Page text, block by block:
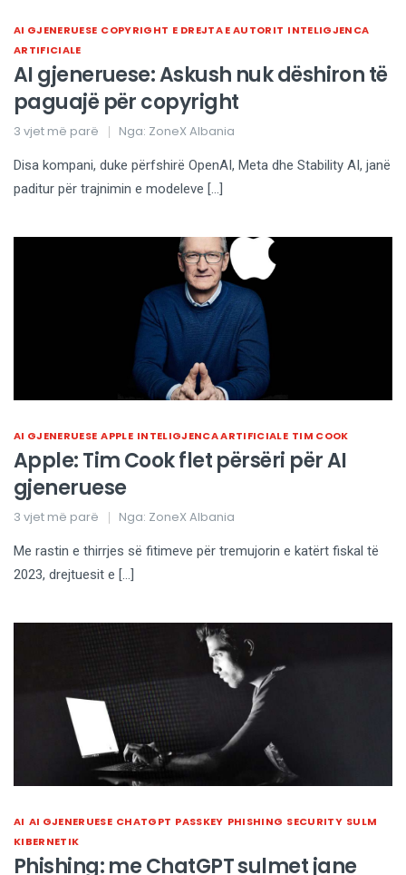
AI GJENERUESE COPYRIGHT E DREJTA E AUTORIT INTELIGJENCA
ARTIFICIALE
AI gjeneruese: Askush nuk dëshiron të
paguajë për copyright
3 vjet më parë Nga: ZoneX Albania
Disa kompani, duke përfshirë OpenAI, Meta dhe Stability AI, janë
paditur për trajnimin e modeleve […]
AI GJENERUESE APPLE INTELIGJENCA ARTIFICIALE TIM COOK
Apple: Tim Cook flet përsëri për AI
gjeneruese
3 vjet më parë Nga: ZoneX Albania
Me rastin e thirrjes së fitimeve për tremujorin e katërt fiskal të
2023, drejtuesit e […]
AI AI GJENERUESE CHATGPT PASSKEY PHISHING SECURITY SULM
KIBERNETIK
Phishing: me ChatGPT sulmet jane